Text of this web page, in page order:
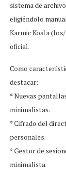
sistema de
eligiéndolo
Karmic Koala
oficial.
Como
destacar:
* Nuevas
minimalistas.
* Cifrado del
personales.
* Gestor de
minimalista.